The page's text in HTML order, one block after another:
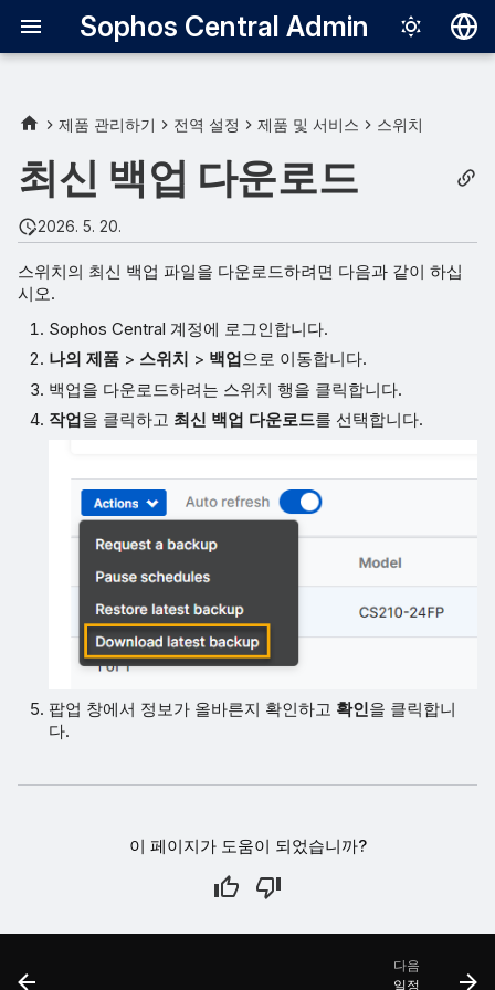
Sophos Central Admin
English
Italiano
日本語
中文（繁體）
제품 관리하기 전역 설정 제품 및 서비스 스위치
최신 백업 다운로드
2026. 5. 20.
스위치의 최신 백업 파일을 다운로드하려면 다음과 같이 하십
시오.
Sophos Central 계정에 로그인합니다.
나의 제품 > 스위치 > 백업으로 이동합니다.
백업을 다운로드하려는 스위치 행을 클릭합니다.
작업을 클릭하고 최신 백업 다운로드를 선택합니다.
팝업 창에서 정보가 올바른지 확인하고 확인을 클릭합니
다.
이 페이지가 도움이 되었습니까?
다음
일정